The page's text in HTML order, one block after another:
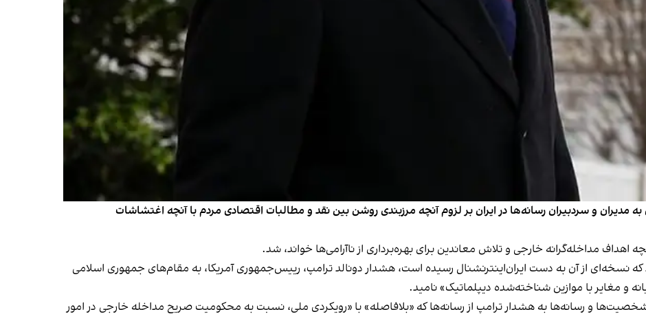
مدیران و سردبیران رسانه‌ها در ایران بر لزوم آنچه مرزبندی روشن بین نقد و مطالبات اقتصادی مردم با آنچه اغتشاشات
اهداف مداخله‌گرانه خارجی و تلاش معاندین برای بهره‌برداری از ناآرامی‌ها خواند، شد.
امنیت ملی در نامه جمعه ۱۲ دی خود که نسخه‌ای از آن به دست ایران‌اینترنشنال رسیده است، هشدار دونالد ترامپ، رییس‌جمهوری آمریکا، به مقام‌های جمهوری اسلامی
و مغایر با موازین شناخته‌شده دیپلماتیک» نامید.
و رسانه‌ها به هشدار ترامپ از رسانه‌ها که «بلافاصله» با «رویکردی ملی، نسبت به محکومیت صریح مداخله خارجی در امور